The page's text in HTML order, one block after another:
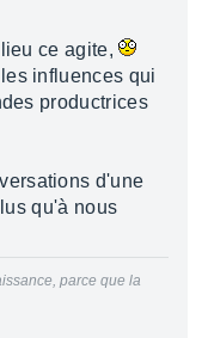
ce agite,
influences qui
productrices
d'une
qu'à nous
parce que la